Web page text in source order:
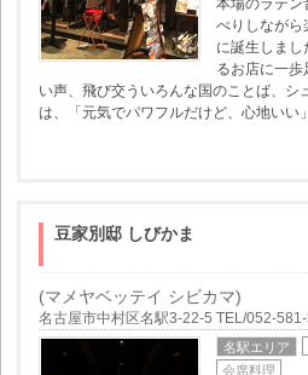
本場のラテン
べりしながら
に誕生しまし
るお店に一
い声、飛び交ういろんな国のことば、シ
は、「元気でパワフルだけど、心地いい
豆家別邸 しびかま
(マメヤベッテイ シビカマ)
名古屋市中村区名駅3-22-5 TEL/052-
名駅エリア
会席料理